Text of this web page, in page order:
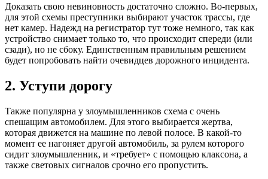
Доказать свою невиновность достаточно сложно. Во-первых,
для этой схемы преступники выбирают участок трассы, где
нет камер. Надежд на регистратор тут тоже немного, так как
устройство снимает только то, что происходит спереди (или
сзади), но не сбоку. Единственным правильным решением
будет попробовать найти очевидцев дорожного инцидента.
2. Уступи дорогу
Также популярна у злоумышленников схема с очень
спешащим автомобилем. Для этого выбирается жертва,
которая движется на машине по левой полосе. В какой-то
момент ее нагоняет другой автомобиль, за рулем которого
сидит злоумышленник, и «требует» с помощью клаксона, а
также световых сигналов срочно его пропустить.